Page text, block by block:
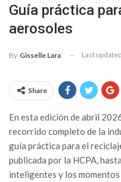
Guía práctica
aerosoles
By Gisselle Lara Last updated
Share
En esta edición de abril
recorrido completo de la
guía práctica para el
publicada por la HCPA,
inteligentes y los